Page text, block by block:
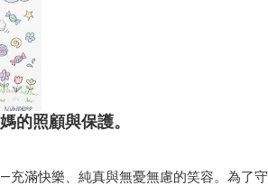
的照顧與保護。
滿快樂、純真與無憂無慮的笑容。為了守